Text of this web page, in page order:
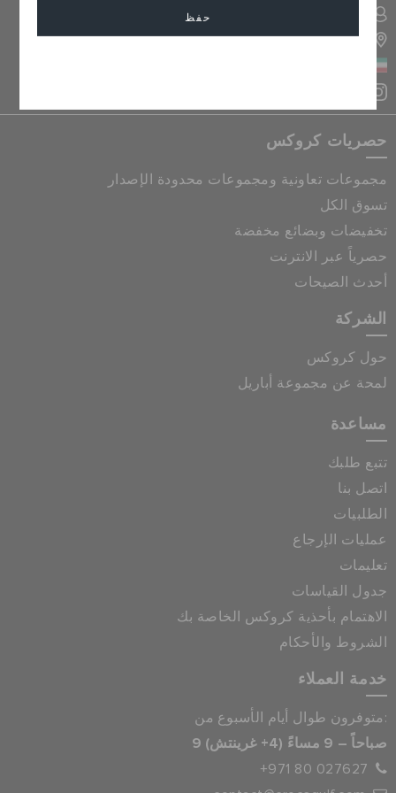
حفظ
تحديد موقع المتجر
حصريات كروكس
مجموعات تعاونية ومجموعات محدودة الإصدار
تسوق الكل
تخفيضات وبضائع مخفضة
حصرياً عبر الانترنت
أحدث الصيحات
الشركة
حول كروكس
لمحة عن مجموعة أباريل
مساعدة
تتبع طلبك
اتصل بنا
الطلبيات
عمليات الإرجاع
تعليمات
جدول القياسات
الاهتمام بأحذية كروكس الخاصة بك
الشروط والأحكام
خدمة العملاء
متوفرون طوال أيام الأسبوع من:
9 صباحاً – 9 مساءً (4+ غرينتش)
+971 80 027627